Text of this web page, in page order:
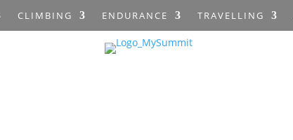
CLIMBING ENDURANCE TRAVELLING